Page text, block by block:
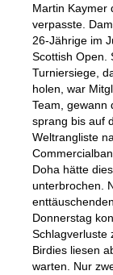
SHOP
DRIVER
WEDGES
HYBRIDS
BAGS
CARTBAGS
STANDBAGS
SONSTIGE
TROLLIES
PUSH- &
TROLLEY
BÄLLE
GOLFBÄLLE
LOGOBÄLLE
SCHUHE
HERREN
BEKLEIDUNG
Martin Kaymer
verpasste.
26-Jährige im
Scottish Open.
Turniersiege,
holen, war
Team, gewann
sprang bis auf
Weltrangliste
Doha hätte
unterbrochen.
Donnerstag
Schlagverluste
Birdies liesen
warten. Nur